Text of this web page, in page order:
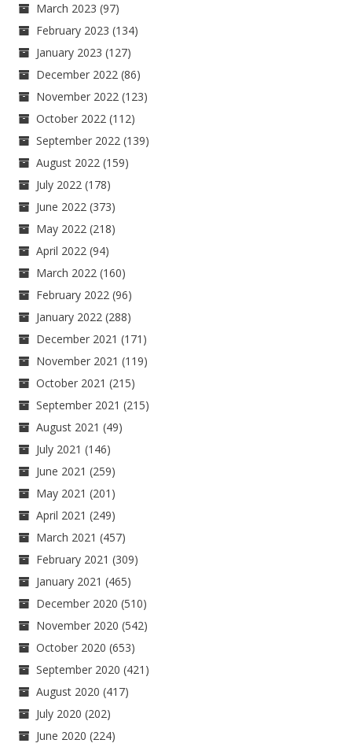
March 2023 (97)
February 2023 (134)
January 2023 (127)
December 2022 (86)
November 2022 (123)
October 2022 (112)
September 2022 (139)
August 2022 (159)
July 2022 (178)
June 2022 (373)
May 2022 (218)
April 2022 (94)
March 2022 (160)
February 2022 (96)
January 2022 (288)
December 2021 (171)
November 2021 (119)
October 2021 (215)
September 2021 (215)
August 2021 (49)
July 2021 (146)
June 2021 (259)
May 2021 (201)
April 2021 (249)
March 2021 (457)
February 2021 (309)
January 2021 (465)
December 2020 (510)
November 2020 (542)
October 2020 (653)
September 2020 (421)
August 2020 (417)
July 2020 (202)
June 2020 (224)